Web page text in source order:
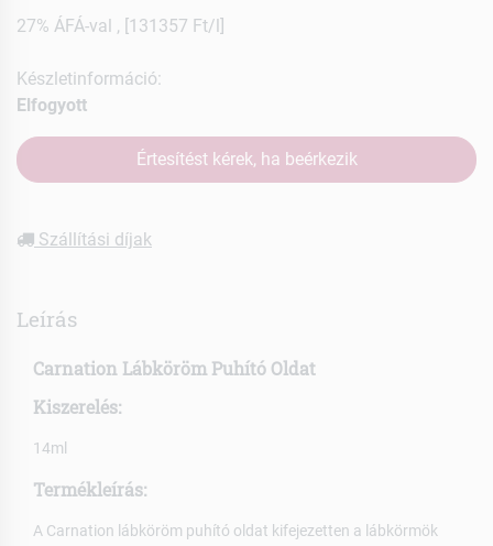
27% ÁFÁ-val , [131357 Ft/l]
Készletinformáció:
Elfogyott
Értesítést kérek, ha beérkezik
Szállítási díjak
Leírás
Carnation Lábköröm Puhító Oldat
Kiszerelés:
14ml
Termékleírás:
A Carnation lábköröm puhító oldat kifejezetten a lábkörmök